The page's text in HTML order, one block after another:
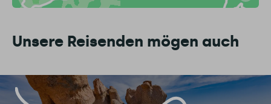
Unsere Reisenden mögen auch